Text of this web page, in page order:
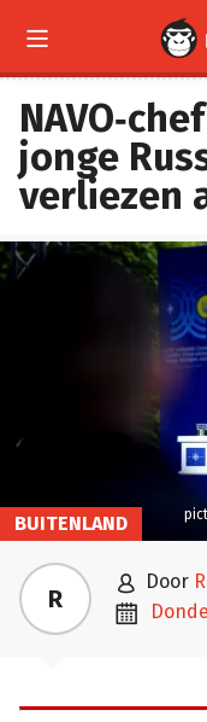

jonge
verliezen
BUITENLAND
R  door
